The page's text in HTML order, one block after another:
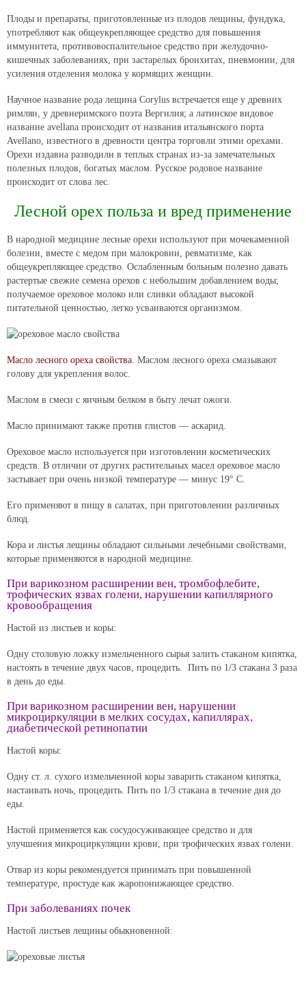
Плоды и препараты, приготовленные из плодов лещины, фундука,
употребляют как общеукрепляющее средство для повышения
иммунитета, противовоспалительное средство при желудочно-
кишечных заболеваниях, при застарелых бронхитах, пневмонии, для
усиления отделения молока у кормящих женщин.
Научное название рода лещина Corylus встречается еще у древних
римлян, у древнеримского поэта Вергилия; а латинское видовое
название avellana происходит от названия итальянского порта
Avellano, известного в древности центра торговли этими орехами.
Орехи издавна разводили в теплых странах из-за замечательных
полезных плодов, богатых маслом. Русское родовое название
происходит от слова лес.
Лесной орех польза и вред применение
В народной медицине лесные орехи используют при мочекаменной
болезни, вместе с медом при малокровии, ревматизме, как
общеукрепляющее средство. Ослабленным больным полезно давать
растертые свежие семена орехов с небольшим добавлением воды;
получаемое ореховое молоко или сливки обладают высокой
питательной ценностью, легко усваиваются организмом.
Масло лесного ореха свойства. Маслом лесного ореха смазывают
голову для укрепления волос.
Маслом в смеси с яичным белком в быту лечат ожоги.
Масло принимают также против глистов — аскарид.
Ореховое масло используется при изготовлении косметических
средств. В отличии от других растительных масел ореховое масло
застывает при очень низкой температуре — минус 19° С.
Его применяют в пищу в салатах, при приготовлении различных
блюд.
Кора и листья лещины обладают сильными лечебными свойствами,
которые применяются в народной медицине.
При варикозном расширении вен, тромбофлебите,
трофических язвах голени, нарушении капиллярного
кровообращения
Настой из листьев и коры:
Одну столовую ложку измельченного сырья залить стаканом кипятка,
настоять в течение двух часов, процедить. Пить по 1/3 стакана 3 раза
в день до еды.
При варикозном расширении вен, нарушении
микроциркуляции в мелких сосудах, капиллярах,
диабетической ретинопатии
Настой коры:
Одну ст. л. сухого измельченной коры заварить стаканом кипятка,
настаивать ночь, процедить. Пить по 1/3 стакана в течение дня до
еды.
Настой применяется как сосудосуживающее средство и для
улучшения микроциркуляции крови, при трофических язвах голени.
Отвар из коры рекомендуется принимать при повышенной
температуре, простуде как жаропонижающее средство.
При заболеваниях почек
Настой листьев лещины обыкновенной: